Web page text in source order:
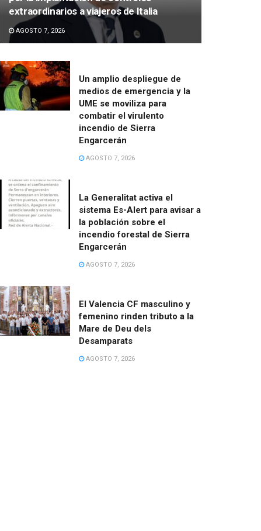
extraordinarios a viajeros de Italia
AGOSTO 7, 2026
Un amplio despliegue de
medios de emergencia y la
UME se moviliza para
combatir el virulento
incendio de Sierra
Engarcerán
AGOSTO 7, 2026
La Generalitat activa el
sistema Es-Alert para avisar a
la población sobre el
incendio forestal de Sierra
Engarcerán
AGOSTO 7, 2026
El Valencia CF masculino y
femenino rinden tributo a la
Mare de Deu dels
Desamparats
AGOSTO 7, 2026